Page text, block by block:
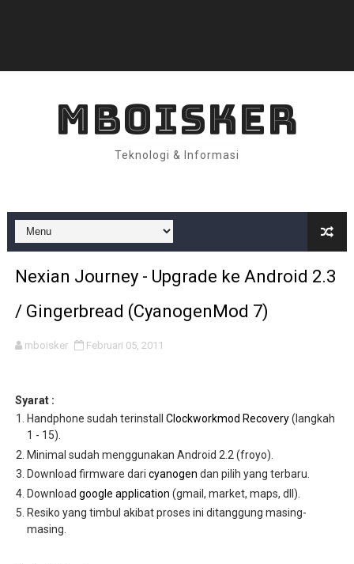
MBOISKER
Teknologi & Informasi
Nexian Journey - Upgrade ke Android 2.3
/ Gingerbread (CyanogenMod 7)
mboisker Februari 05, 2011
Syarat :
Handphone sudah terinstall Clockworkmod Recovery(langkah
1 - 15).
Minimal sudah menggunakan Android 2.2 (froyo).
Download firmware dari cyanogen dan pilih yang terbaru.
Download google application (gmail, market, maps, dll).
Resiko yang timbul akibat proses ini ditanggung masing-
masing.